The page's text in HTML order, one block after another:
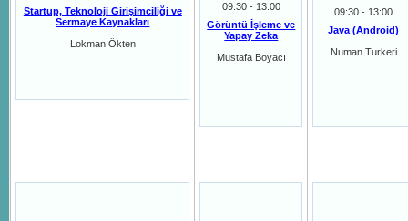
Startup, Teknoloji Girişimciliği ve
Sermaye Kaynakları
Lokman Ökten
09:30 - 13:00
Görüntü İşleme ve
Yapay Zeka
Mustafa Boyacı
09:30 - 13:00
Java (Android)
Numan Turkeri